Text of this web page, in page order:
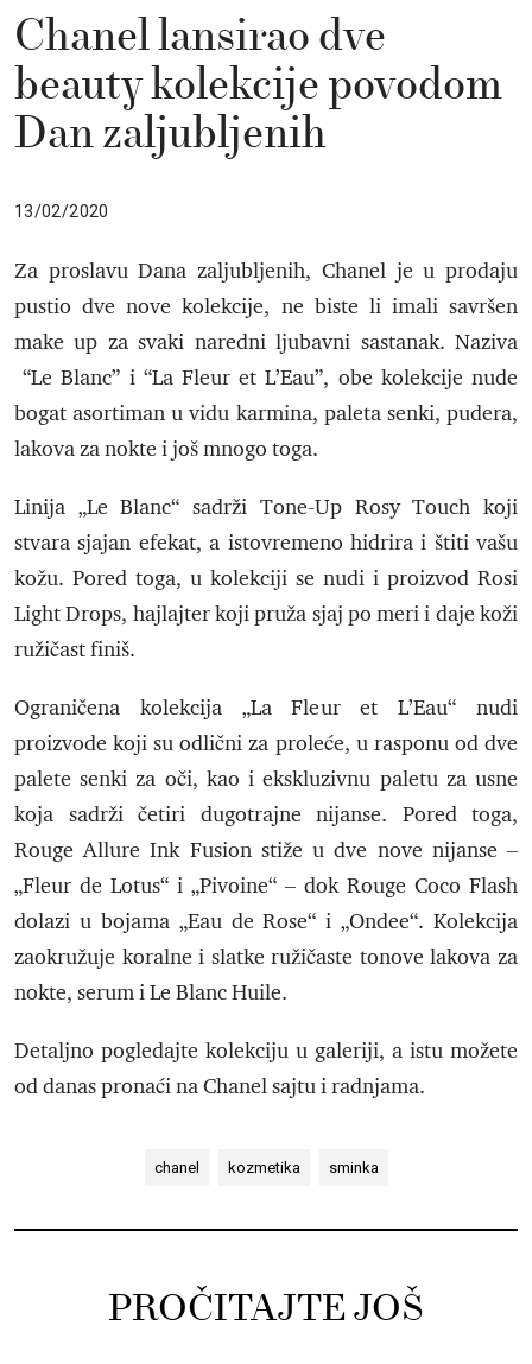
Chanel lansirao dve
beauty kolekcije povodom
Dan zaljubljenih
13/02/2020
Za proslavu Dana zaljubljenih, Chanel je u prodaju
pustio dve nove kolekcije, ne biste li imali savršen
make up za svaki naredni ljubavni sastanak. Naziva
“Le Blanc” i “La Fleur et L’Eau”, obe kolekcije nude
bogat asortiman u vidu karmina, paleta senki, pudera,
lakova za nokte i još mnogo toga.
Linija „Le Blanc“ sadrži Tone-Up Rosy Touch koji
stvara sjajan efekat, a istovremeno hidrira i štiti vašu
kožu. Pored toga, u kolekciji se nudi i proizvod Rosi
Light Drops, hajlajter koji pruža sjaj po meri i daje koži
ružičast finiš.
Ograničena kolekcija „La Fleur et L’Eau“ nudi
proizvode koji su odlični za proleće, u rasponu od dve
palete senki za oči, kao i ekskluzivnu paletu za usne
koja sadrži četiri dugotrajne nijanse. Pored toga,
Rouge Allure Ink Fusion stiže u dve nove nijanse –
„Fleur de Lotus“ i „Pivoine“ – dok Rouge Coco Flash
dolazi u bojama „Eau de Rose“ i „Ondee“. Kolekcija
zaokružuje koralne i slatke ružičaste tonove lakova za
nokte, serum i Le Blanc Huile.
Detaljno pogledajte kolekciju u galeriji, a istu možete
od danas pronaći na Chanel sajtu i radnjama.
chanel kozmetika sminka
PROČITAJTE JOŠ